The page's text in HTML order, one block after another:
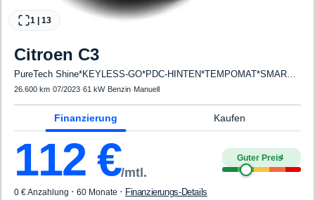
1 13
Citroen C3
PureTech Shine*KEYLESS-GO*PDC-HINTEN*TEMPOMAT*SMARTLINK*LED*KLIMA
26.600 km·07/2023·61 kW· Benzin· Manuell
Finanzierung Kaufen
112 €/mtl.
Guter Preis4
0 € Anzahlung · 60 Monate · Finanzierungs-Details